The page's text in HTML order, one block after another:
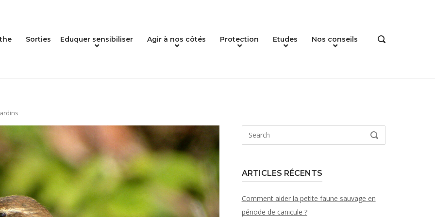
Sorties Eduquer sensibiliser Agir à nos côtés Protection Etudes Nos conseils
OPEN
SEARCH
ARTICLES RÉCENTS
Comment aider la petite faune sauvage en
période de canicule ?